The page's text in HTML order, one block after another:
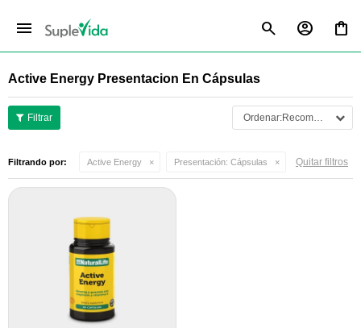
menu
Active Energy Presentacion En Cápsulas
Recomendados
Filtrando por: Active Energy Presentación: Cápsulas Quitar filtros